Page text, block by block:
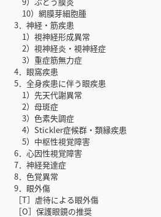
10）網膜芽細胞腫
3．神経・筋疾患
1）視神経形成異常
2）視神経炎・視神経症
3）重症筋無力症
4．眼窩疾患
5．全身疾患に伴う眼疾患
1）先天代謝異常
2）母斑症
3）色素失調症
4）Stickler症候群・類縁疾患
5）中枢性視覚障害
6．心因性視覚障害
7．神経発達症
8．色覚異常
9．眼外傷
［T］虐待による眼外傷
［O］保護眼鏡の推奨